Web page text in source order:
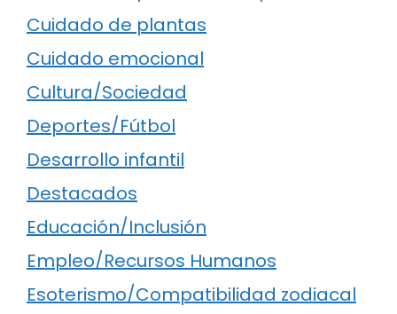
Cuidado de plantas
Cuidado emocional
Cultura/Sociedad
Deportes/Fútbol
Desarrollo infantil
Destacados
Educación/Inclusión
Empleo/Recursos Humanos
Esoterismo/Compatibilidad zodiacal